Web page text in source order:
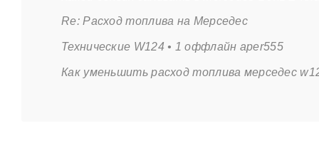
Re: Расход топлива на Мерседес
Технические W124 • 1 оффлайн aper555
Как уменьшить расход топлива мерседес